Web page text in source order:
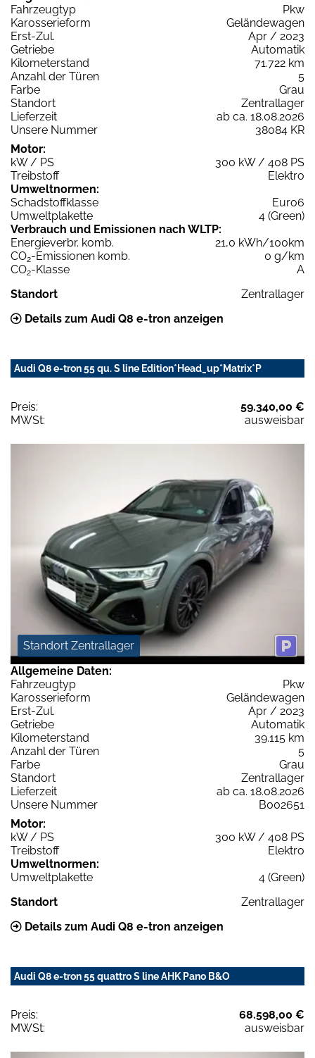
Fahrzeugtyp
Pkw
Karosserieform
Geländewagen
Erst-Zul.
Apr / 2023
Getriebe
Automatik
Kilometerstand
71.722 km
Anzahl der Türen
5
Farbe
Grau
Standort
Zentrallager
Lieferzeit
ab ca. 18.08.2026
Unsere Nummer
38084 KR
Motor:
kW / PS
300 kW / 408 PS
Treibstoff
Elektro
Umweltnormen:
Schadstoffklasse
Euro6
Umweltplakette
4 (Green)
Verbrauch und Emissionen nach WLTP:
Energieverbr. komb.
21,0 kWh/100km
CO2-Emissionen komb.
0 g/km
CO2-Klasse
A
Standort
Zentrallager
Details zum Audi Q8 e-tron anzeigen
Audi Q8 e-tron 55 qu. S line Edition*Head_up*Matrix*P
Preis:
59.340,00 €
MWSt:
ausweisbar
Standort Zentrallager
Allgemeine Daten:
Fahrzeugtyp
Pkw
Karosserieform
Geländewagen
Erst-Zul.
Apr / 2023
Getriebe
Automatik
Kilometerstand
39.115 km
Anzahl der Türen
5
Farbe
Grau
Standort
Zentrallager
Lieferzeit
ab ca. 18.08.2026
Unsere Nummer
B002651
Motor:
kW / PS
300 kW / 408 PS
Treibstoff
Elektro
Umweltnormen:
Umweltplakette
4 (Green)
Standort
Zentrallager
Details zum Audi Q8 e-tron anzeigen
Audi Q8 e-tron 55 quattro S line AHK Pano B&O
Preis:
68.598,00 €
MWSt:
ausweisbar